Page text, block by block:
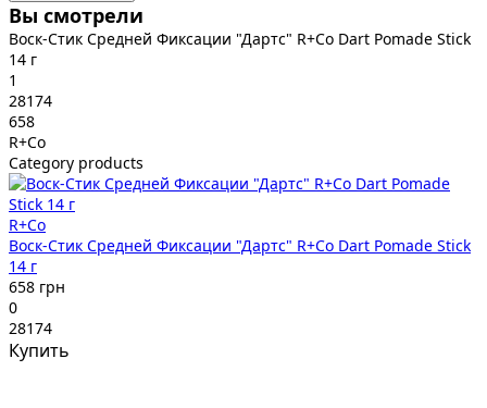
Вы смотрели
Воск-Стик Средней Фиксации "Дартс" R+Co Dart Pomade Stick
14 г
1
28174
658
R+Co
Category products
R+Co
Воск-Стик Средней Фиксации "Дартс" R+Co Dart Pomade Stick
14 г
658 грн
0
28174
Купить